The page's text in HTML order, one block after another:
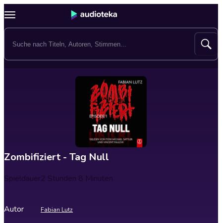
Zombifiziert - Tag Null
Spieldauer2 Stunden 8 Minuten
Autor Fabian Lutz